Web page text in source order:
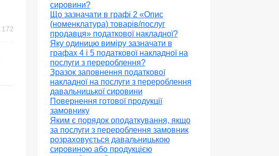
172
сировини?
Що зазначати в графі 2 «Опис
(номенклатура) товарів/послуг
продавця» податкової накладної?
Яку одиницю виміру зазначати в
графах 4 і 5 податкової накладної на
послуги з перероблення?
Зразок заповнення податкової
накладної на послуги з перероблення
давальницької сировини
Повернення готової продукції
замовнику
Яким є порядок оподаткування, якщо
за послуги з перероблення замовник
розраховується давальницькою
сировиною або продукцією